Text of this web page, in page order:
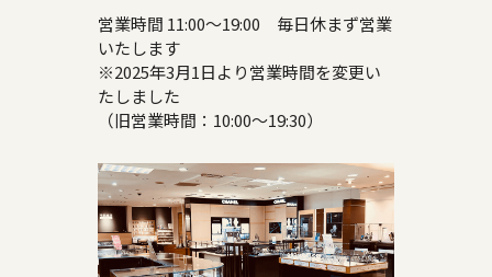
営業時間 11:00～19:00 毎日休まず営業
いたします
※2025年3月1日より営業時間を変更い
たしました
（旧営業時間：10:00～19:30）